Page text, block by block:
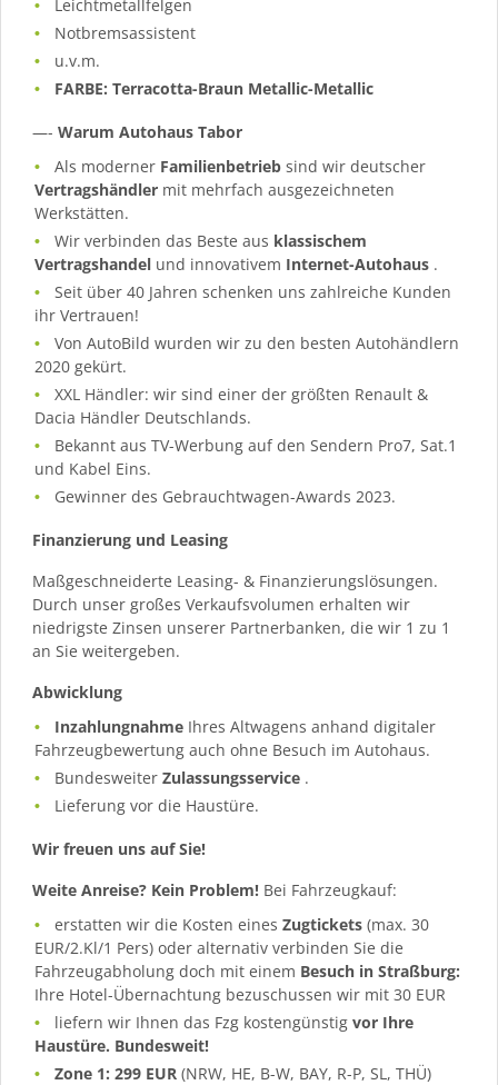
Leichtmetallfelgen
Notbremsassistent
u.v.m.
FARBE: Terracotta-Braun Metallic-Metallic
—- Warum Autohaus Tabor
Als moderner Familienbetrieb sind wir deutscher
Vertragshändler mit mehrfach ausgezeichneten
Werkstätten.
Wir verbinden das Beste aus klassischem
Vertragshandel und innovativem Internet-Autohaus .
Seit über 40 Jahren schenken uns zahlreiche Kunden
ihr Vertrauen!
Von AutoBild wurden wir zu den besten Autohändlern
2020 gekürt.
XXL Händler: wir sind einer der größten Renault &
Dacia Händler Deutschlands.
Bekannt aus TV-Werbung auf den Sendern Pro7, Sat.1
und Kabel Eins.
Gewinner des Gebrauchtwagen-Awards 2023.
Finanzierung und Leasing
Maßgeschneiderte Leasing- & Finanzierungslösungen.
Durch unser großes Verkaufsvolumen erhalten wir
niedrigste Zinsen unserer Partnerbanken, die wir 1 zu 1
an Sie weitergeben.
Abwicklung
Inzahlungnahme Ihres Altwagens anhand digitaler
Fahrzeugbewertung auch ohne Besuch im Autohaus.
BundesweiterZulassungsservice .
Lieferung vor die Haustüre.
Wir freuen uns auf Sie!
Weite Anreise? Kein Problem! Bei Fahrzeugkauf:
erstatten wir die Kosten einesZugtickets (max. 30
EUR/2.Kl/1 Pers) oder alternativ verbinden Sie die
Fahrzeugabholung doch mit einem Besuch in Straßburg:
Ihre Hotel-Übernachtung bezuschussen wir mit 30 EUR
liefern wir Ihnen das Fzg kostengünstigvor Ihre
Haustüre. Bundesweit!
Zone 1: 299 EUR (NRW, HE, B-W, BAY, R-P, SL, THÜ)